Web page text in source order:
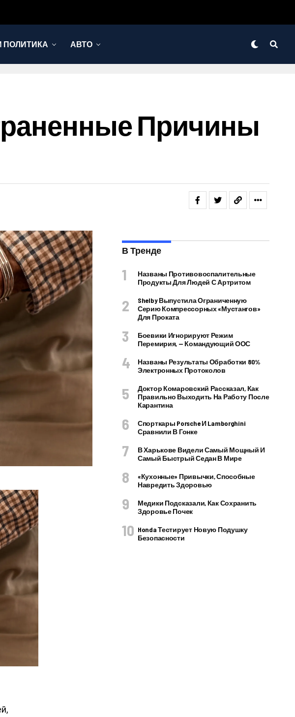
ПОЛИТИКА АВТО
Причины
В Тренде
Названы Противовоспалительные
Продукты Для Людей С Артритом
Shelby Выпустила Ограниченную
Серию Компрессорных «Мустангов»
Для Проката
Боевики Игнорируют Режим
Перемирия, — Командующий ООС
Названы Результаты Обработки 80%
Электронных Протоколов
Доктор Комаровский Рассказал, Как
Правильно Выходить На Работу После
Карантина
Спорткары Porsche И Lamborghini
Сравнили В Гонке
В Харькове Видели Самый Мощный И
Самый Быстрый Седан В Мире
«Кухонные» Привычки, Способные
Навредить Здоровью
Медики Подсказали, Как Сохранить
Здоровье Почек
Honda Тестирует Новую Подушку
Безопасности